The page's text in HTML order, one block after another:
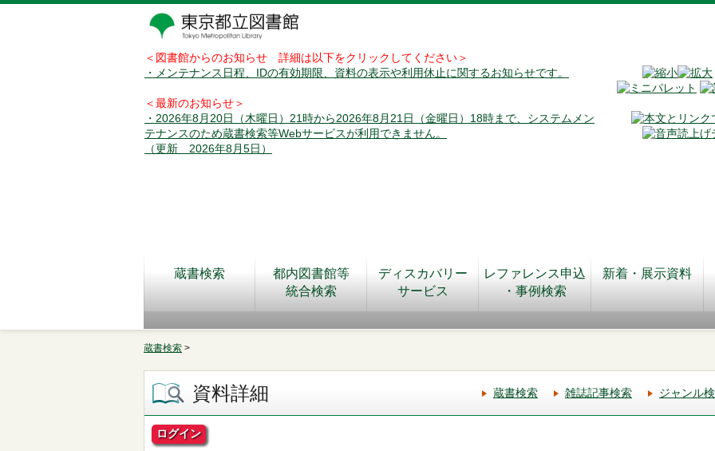
＜図書館からのお知らせ 詳細は以下をクリックしてください＞
・メンテナンス日程、IDの有効期限、資料の表示や利用休止に関するお知らせです。
＜最新のお知らせ＞
・2026年8月20日（木曜日）21時から2026年8月21日（金曜日）18時まで、システムメン
テナンスのため蔵書検索等Webサービスが利用できません。
（更新 2026年8月5日）
蔵書検索
都内図書館等
統合検索
ディスカバリー
サービス
レファレンス申込
・事例検索
新着・展示資料
蔵書検索 >
資料詳細 蔵書検索 雑誌記事検索 ジャンル
ログイン